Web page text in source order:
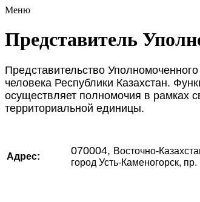
Меню
Представитель
Представительство
человека Республики Казахстан.
осуществляет полномочия в рамках
территориальной единицы.
Адрес: 070004, Восточно-
город Усть-Каменогорск,